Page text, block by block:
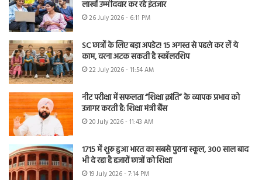
लाखों उम्मीदवार कर रहे इंतजार
26 July 2026 - 6:11 PM
SC छात्रों के लिए बड़ा अपडेट! 15 अगस्त से पहले कर लें ये
काम, वरना अटक सकती है स्कॉलरशिप
22 July 2026 - 11:54 AM
नीट परीक्षा में सफलता “शिक्षा क्रांति” के व्यापक प्रभाव को
उजागर करती है: शिक्षा मंत्री बैंस
20 July 2026 - 11:43 AM
1715 में शुरू हुआ भारत का सबसे पुराना स्कूल, 300 साल बाद
भी दे रहा है हजारों छात्रों को शिक्षा
19 July 2026 - 7:14 PM